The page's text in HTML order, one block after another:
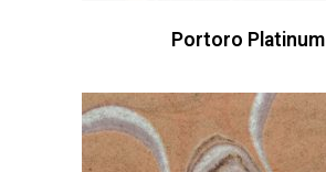
Portoro Platinum